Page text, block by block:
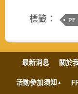
標籤： PF
最新消息 關於
活動參加須知